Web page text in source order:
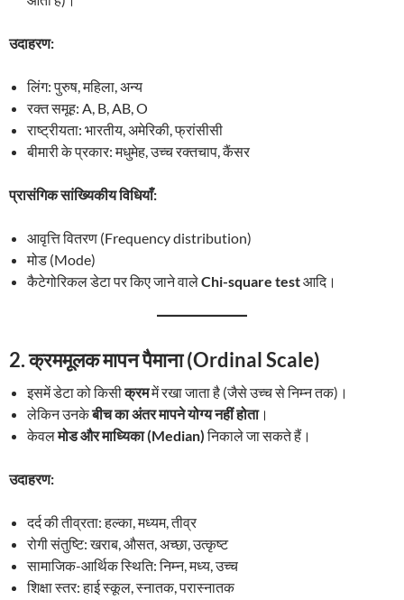
उदाहरण:
लिंग: पुरुष, महिला, अन्य
रक्त समूह: A, B, AB, O
राष्ट्रीयता: भारतीय, अमेरिकी, फ्रांसीसी
बीमारी के प्रकार: मधुमेह, उच्च रक्तचाप, कैंसर
प्रासंगिक सांख्यिकीय विधियाँ:
आवृत्ति वितरण (Frequency distribution)
मोड (Mode)
कैटेगोरिकल डेटा पर किए जाने वालेChi-square testआदि।
2.क्रममूलक मापन पैमाना (Ordinal Scale)
इसमें डेटा को किसीक्रममें रखा जाता है (जैसे उच्च से निम्न तक)।
लेकिन उनकेबीच का अंतर मापने योग्य नहीं होता।
केवलमोड और माध्यिका (Median)निकाले जा सकते हैं।
उदाहरण:
दर्द की तीव्रता: हल्का, मध्यम, तीव्र
रोगी संतुष्टि: खराब, औसत, अच्छा, उत्कृष्ट
सामाजिक-आर्थिक स्थिति: निम्न, मध्य, उच्च
शिक्षा स्तर: हाई स्कूल, स्नातक, परास्नातक